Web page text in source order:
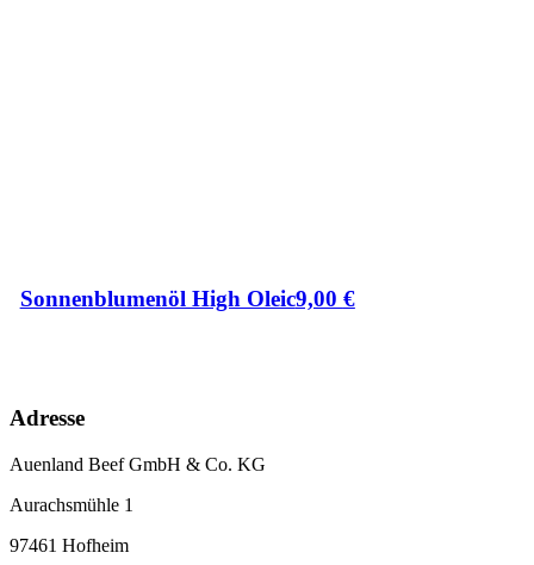
Sonnenblumenöl High Oleic9,00 €
Adresse
Auenland Beef GmbH & Co. KG
Aurachsmühle 1
97461 Hofheim